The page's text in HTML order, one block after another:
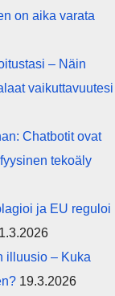
on aika varata
– Näin
vaikuttavuutesi
Chatbotit ovat
tekoäly
ja EU reguloi
illuusio – Kuka
19.3.2026